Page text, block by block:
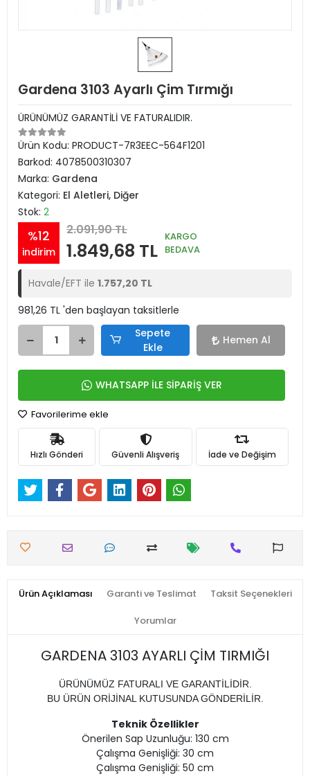
Gardena 3103 Ayarlı Çim Tırmığı
ÜRÜNÜMÜZ GARANTİLİ VE FATURALIDIR.
Ürün Kodu: PRODUCT-7R3EEC-564F1201
Barkod: 4078500310307
Marka: Gardena
Kategori: El Aletleri, Diğer
Stok: 2
%12
indirim
2.091,90 TL
1.849,68 TL
KARGO
BEDAVA
Havale/EFT ile 1.757,20 TL
981,26 TL 'den başlayan taksitlerle
Sepete
Ekle
Hemen Al
WHATSAPP İLE SİPARİŞ VER
Favorilerime ekle
Hızlı Gönderi Güvenli Alışveriş İade ve Değişim
Ürün Açıklaması Garanti ve Teslimat Taksit Seçenekleri
Yorumlar
GARDENA 3103 AYARLI ÇİM TIRMIĞI
ÜRÜNÜMÜZ FATURALI VE GARANTİLİDİR.
BU ÜRÜN ORİJİNAL KUTUSUNDA GÖNDERİLİR.
Teknik Özellikler
Önerilen Sap Uzunluğu: 130 cm
Çalışma Genişliği: 30 cm
Çalışma Genişliği: 50 cm